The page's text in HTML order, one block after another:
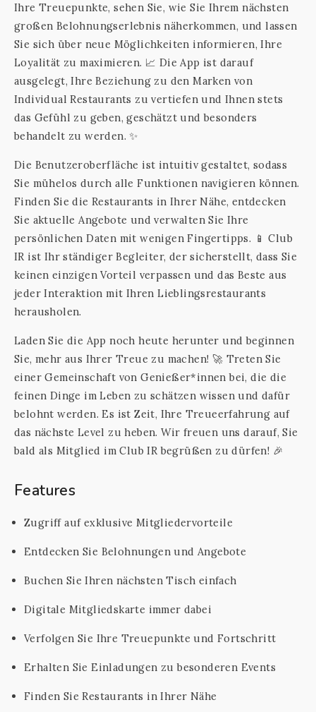
Ihre Treuepunkte, sehen Sie, wie Sie Ihrem nächsten
großen Belohnungserlebnis näherkommen, und lassen
Sie sich über neue Möglichkeiten informieren, Ihre
Loyalität zu maximieren. 📈 Die App ist darauf
ausgelegt, Ihre Beziehung zu den Marken von
Individual Restaurants zu vertiefen und Ihnen stets
das Gefühl zu geben, geschätzt und besonders
behandelt zu werden. ✨
Die Benutzeroberfläche ist intuitiv gestaltet, sodass
Sie mühelos durch alle Funktionen navigieren können.
Finden Sie die Restaurants in Ihrer Nähe, entdecken
Sie aktuelle Angebote und verwalten Sie Ihre
persönlichen Daten mit wenigen Fingertipps. 📱 Club
IR ist Ihr ständiger Begleiter, der sicherstellt, dass Sie
keinen einzigen Vorteil verpassen und das Beste aus
jeder Interaktion mit Ihren Lieblingsrestaurants
herausholen.
Laden Sie die App noch heute herunter und beginnen
Sie, mehr aus Ihrer Treue zu machen! 🚀 Treten Sie
einer Gemeinschaft von Genießer*innen bei, die die
feinen Dinge im Leben zu schätzen wissen und dafür
belohnt werden. Es ist Zeit, Ihre Treueerfahrung auf
das nächste Level zu heben. Wir freuen uns darauf, Sie
bald als Mitglied im Club IR begrüßen zu dürfen! 🎉
Features
Zugriff auf exklusive Mitgliedervorteile
Entdecken Sie Belohnungen und Angebote
Buchen Sie Ihren nächsten Tisch einfach
Digitale Mitgliedskarte immer dabei
Verfolgen Sie Ihre Treuepunkte und Fortschritt
Erhalten Sie Einladungen zu besonderen Events
Finden Sie Restaurants in Ihrer Nähe